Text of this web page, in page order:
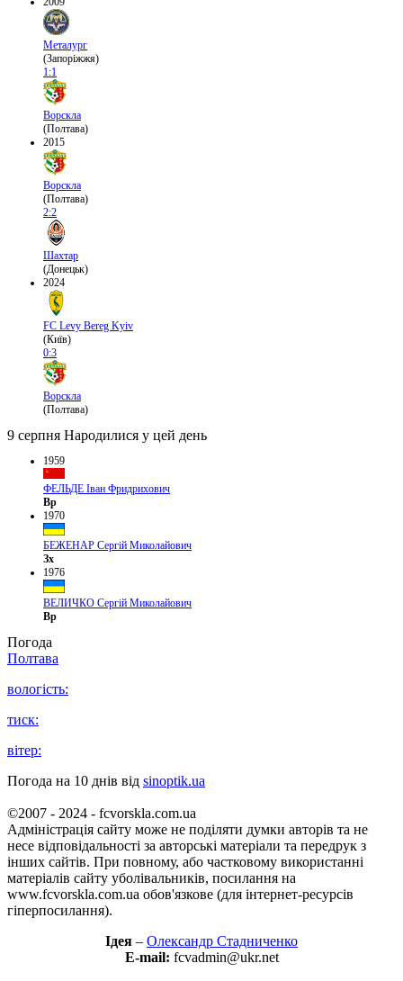
Металург
(Запоріжжя)
1:1
Ворскла
(Полтава)
2015
Ворскла
(Полтава)
2:2
Шахтар
(Донецьк)
2024
FC Levy Bereg Kyiv
(Київ)
0:3
Ворскла
(Полтава)
9 серпня Народилися у цей день
1959
ФЕЛЬДЕ Іван Фридрихович
Вр
1970
БЕЖЕНАР Сергій Миколайович
Зх
1976
ВЕЛИЧКО Сергій Миколайович
Вр
Погода
Полтава
вологість:
тиск:
вітер:
Погода на 10 днів від sinoptik.ua
©2007 - 2024 - fcvorskla.com.ua
Адміністрація сайту може не поділяти думки авторів та не
несе відповідальності за авторські матеріали та передрук з
інших сайтів. При повному, або частковому використанні
матеріалів сайту уболівальників, посилання на
www.fcvorskla.com.ua обов'язкове (для інтернет-ресурсів
гіперпосилання).
Ідея – Олександр Стадниченко
E-mail: fcvadmin@ukr.net